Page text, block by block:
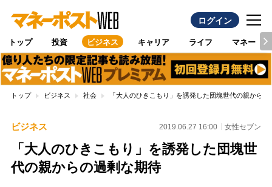
ログイン
トップ 投資 ビジネス キャリア ライフ マネー
トップ ビジネス 社会 「大人のひきこもり」を誘発した団塊世代の親からの
ビジネス 2019.06.27 16:00 女性セブン
「大人のひきこもり」を誘発した団塊世
代の親からの過剰な期待